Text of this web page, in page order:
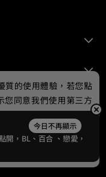
Co., Ltd.
今日不再顯示
開，BL、 百合 、戀愛，
質的使用體驗，若您點
同意我們使用第三方
。